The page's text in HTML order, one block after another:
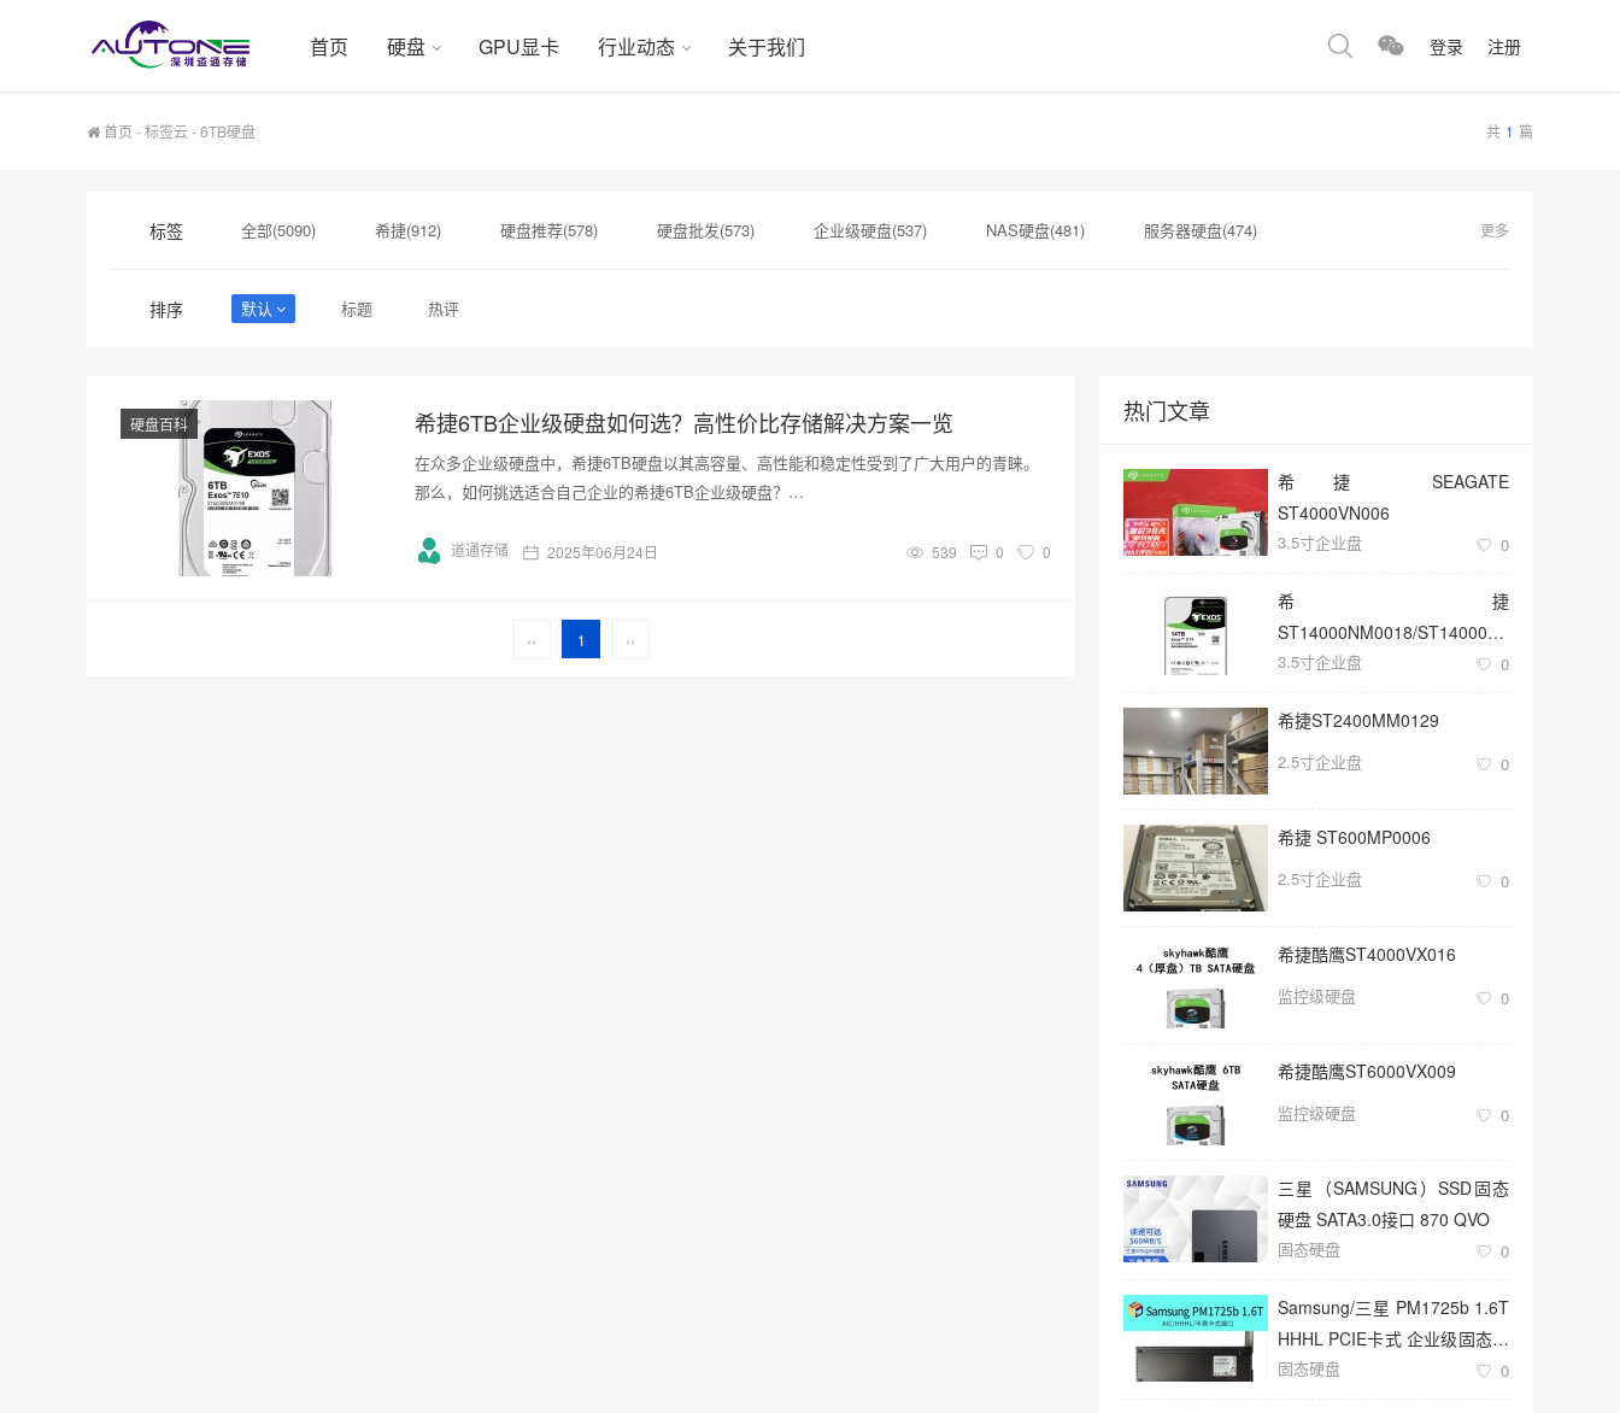
首页 硬盘 GPU显卡 行业动态 关于我们 登录 注册
首页 -标签云- 6TB硬盘 共 1 篇
标签 全部(5090) 希捷(912) 硬盘推荐(578) 硬盘批发(573) 企业级硬盘(537) NAS硬盘(481) 服务器硬盘(474) 更多
排序 默认 标题 热评
硬盘百科 希捷6TB企业级硬盘如何选？高性价比存储解决方案一览
在众多企业级硬盘中，希捷6TB硬盘以其高容量、高性能和稳定性受到了广大用户的青睐。
那么，如何挑选适合自己企业的希捷6TB企业级硬盘？…
道通存储 2025年06月24日 539 0 0
‹‹ 1 ››
热门文章
希捷 SEAGATE
ST4000VN006
3.5寸企业盘 0
希捷
ST14000NM0018/ST14000NM001G
3.5寸SATA 14TB硬盘
3.5寸企业盘 0
希捷ST2400MM0129
2.5寸企业盘 0
希捷 ST600MP0006
2.5寸企业盘 0
希捷酷鹰ST4000VX016
监控级硬盘 0
希捷酷鹰ST6000VX009
监控级硬盘 0
三星（SAMSUNG）SSD固态
硬盘 SATA3.0接口 870 QVO
固态硬盘 0
Samsung/三星 PM1725b 1.6T
HHHL PCIE卡式 企业级固态硬
盘
固态硬盘 0